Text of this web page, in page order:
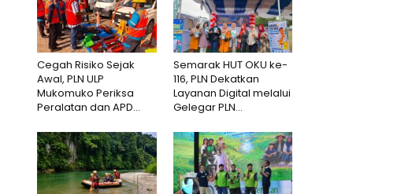
Cegah Risiko Sejak
Awal, PLN ULP
Mukomuko Periksa
Peralatan dan APD...
Semarak HUT OKU ke-
116, PLN Dekatkan
Layanan Digital melalui
Gelegar PLN...